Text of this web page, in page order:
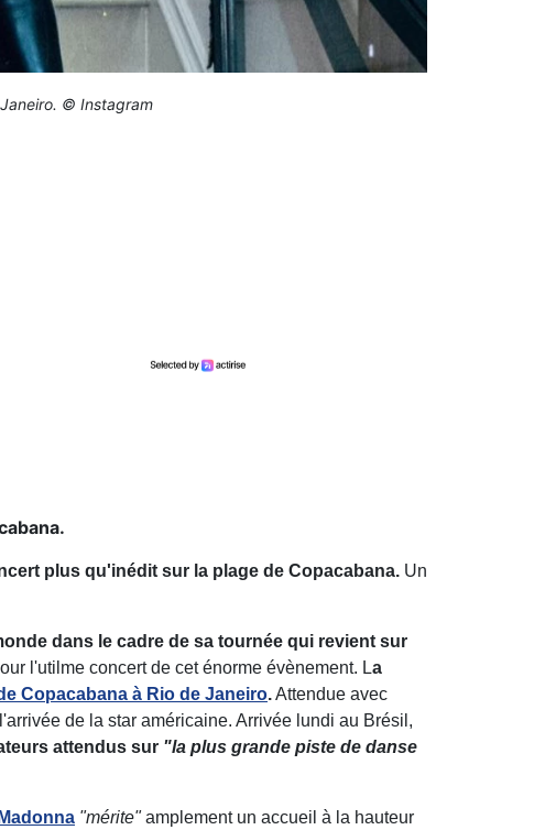
© Instagram
plus qu'inédit sur la plage de Copacabana. Un
dans le cadre de sa tournée qui revient sur
l'utilme concert de cet énorme évènement. La
Copacabana à Rio de Janeiro.Attendue avec
de la star américaine. Arrivée lundi au Brésil,
attendus sur "la plus grande piste de danse
Madonna "mérite"amplement un accueil à la hauteur